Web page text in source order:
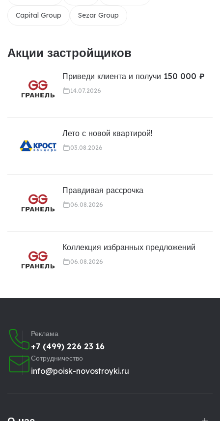
Capital Group Sezar Group
Акции застройщиков
Приведи клиента и получи 150 000 ₽
14.07.2026
Лето с новой квартирой!
03.08.2026
Правдивая рассрочка
06.08.2026
Коллекция избранных предложений
06.08.2026
Реклама
+7 (499) 226 23 16
Сотрудничество
info@poisk-novostroyki.ru